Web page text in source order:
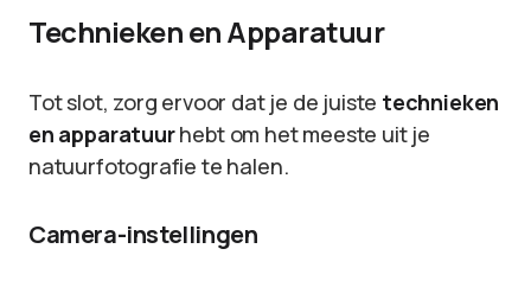
Technieken en Apparatuur
Tot slot, zorg ervoor dat je de juiste technieken
en apparatuurhebt om het meeste uit je
natuurfotografie te halen.
Camera-instellingen